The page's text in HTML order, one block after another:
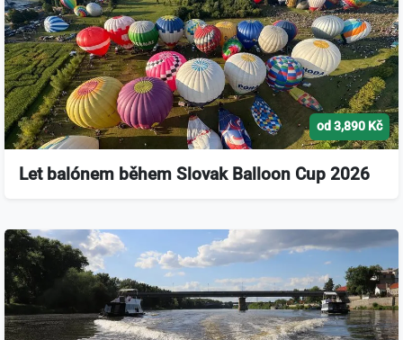
od 3,890 Kč
Let balónem během Slovak Balloon Cup 2026